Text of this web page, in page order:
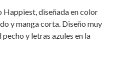
Happiest, diseñada en color
y manga corta. Diseño muy
y letras azules en la